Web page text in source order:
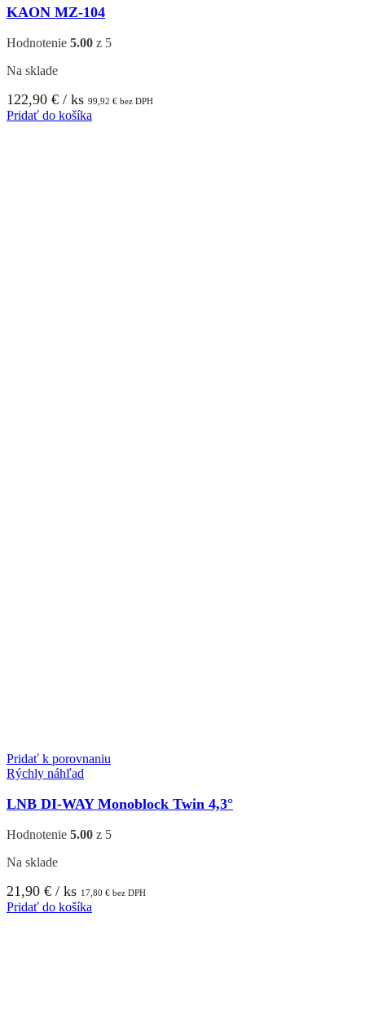
KAON MZ-104
Hodnotenie 5.00 z 5
Na sklade
122,90 € / ks 99,92 € bez DPH
Pridať do košíka
Pridať k porovnaniu
Rýchly náhľad
LNB DI-WAY Monoblock Twin 4,3°
Hodnotenie 5.00 z 5
Na sklade
21,90 € / ks 17,80 € bez DPH
Pridať do košíka